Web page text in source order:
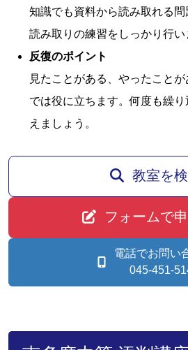
知識でも資料から読み取れる問
読み取りの練習をしっかり行い
反復のポイント
見たことがある、やったこと
では役に立ちます。何度も繰
えましょう。
教室を
フォームで
電話でお問い
045-451-